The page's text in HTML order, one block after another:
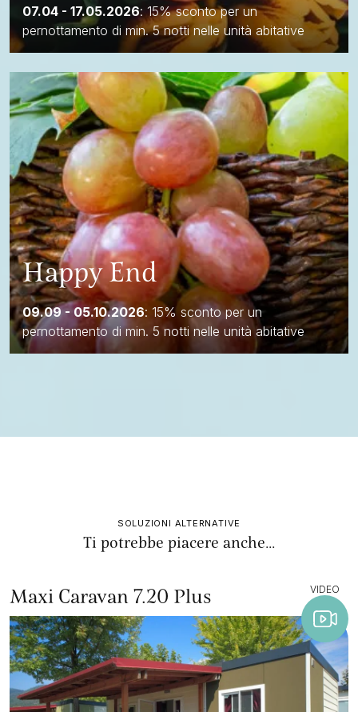
07.04 - 17.05.2026: 15% sconto per un
pernottamento di min. 5 notti nelle unità abitative
Happy End
09.09 - 05.10.2026: 15% sconto per un
pernottamento di min. 5 notti nelle unità abitative
SOLUZIONI ALTERNATIVE
Ti potrebbe piacere anche...
Maxi Caravan 7.20 Plus VIDEO